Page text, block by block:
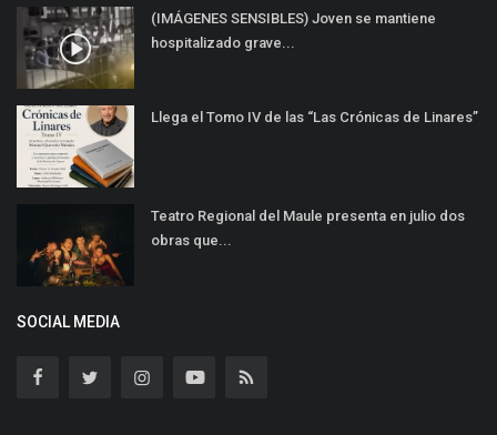
(IMÁGENES SENSIBLES) Joven se mantiene
hospitalizado grave...
Llega el Tomo IV de las “Las Crónicas de Linares”
Teatro Regional del Maule presenta en julio dos
obras que...
SOCIAL MEDIA